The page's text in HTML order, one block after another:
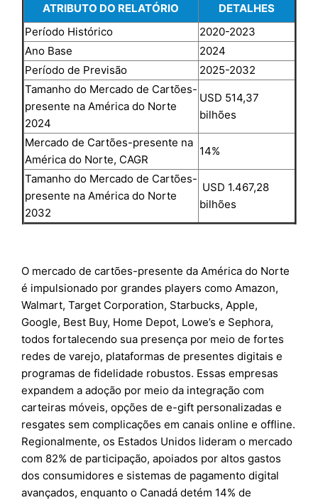
ATRIBUTO DO RELATÓRIO
DETALHES
Período Histórico
2020-2023
Ano Base
2024
Período de Previsão
2025-2032
Tamanho do Mercado de Cartões-
presente na América do Norte
2024
USD 514,37
bilhões
Mercado de Cartões-presente na
América do Norte, CAGR
14%
Tamanho do Mercado de Cartões-
presente na América do Norte
2032
USD 1.467,28
bilhões
O mercado de cartões-presente da América do Norte
é impulsionado por grandes players como Amazon,
Walmart, Target Corporation, Starbucks, Apple,
Google, Best Buy, Home Depot, Lowe’s e Sephora,
todos fortalecendo sua presença por meio de fortes
redes de varejo, plataformas de presentes digitais e
programas de fidelidade robustos. Essas empresas
expandem a adoção por meio da integração com
carteiras móveis, opções de e-gift personalizadas e
resgates sem complicações em canais online e offline.
Regionalmente, os Estados Unidos lideram o mercado
com 82% de participação, apoiados por altos gastos
dos consumidores e sistemas de pagamento digital
avançados, enquanto o Canadá detém 14% de